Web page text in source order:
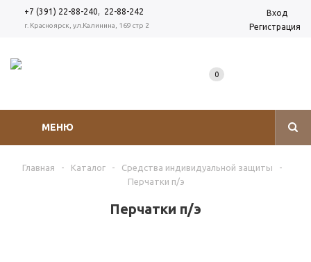
+7 (391) 22-88-240, 22-88-242
г. Красноярск, ул.Калинина, 169 стр 2
Вход
Регистрация
МЕНЮ
0
Главная - Каталог - Средства индивидуальной защиты
-
Перчатки п/э
Перчатки п/э